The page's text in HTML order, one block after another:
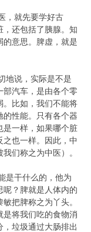
就先要学好古
，还包括了胰腺。知
的意思。脾虚，就是
说，实际是不是
部汽车，是由各个零
。比如，我们不能将
的性能。只有各个器
是一样，如果哪个脏
也一样。因此，中
我们称之为中医）。
干什么的，他为
呢？脾就是人体内的
把脾称之为丫头。
是将我们吃的食物消
垃圾通过大肠排出